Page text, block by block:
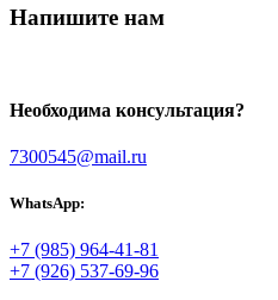
Напишите нам
Необходима консультация?
7300545@mail.ru
WhatsApp:
+7 (985) 964-41-81
+7 (926) 537-69-96